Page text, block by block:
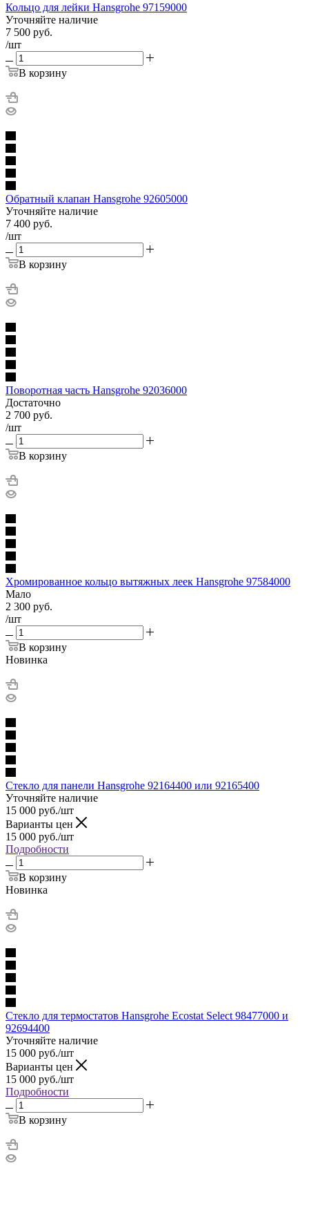
Кольцо для лейки Hansgrohe 97159000
Уточняйте наличие
7 500 руб.
/шт
В корзину
Обратный клапан Hansgrohe 92605000
Уточняйте наличие
7 400 руб.
/шт
В корзину
Поворотная часть Hansgrohe 92036000
Достаточно
2 700 руб.
/шт
В корзину
Хромированное кольцо вытяжных леек Hansgrohe 97584000
Мало
2 300 руб.
/шт
В корзину
Новинка
Стекло для панели Hansgrohe 92164400 или 92165400
Уточняйте наличие
15 000 руб./шт
Варианты цен
15 000 руб./шт
Подробности
В корзину
Новинка
Стекло для термостатов Hansgrohe Ecostat Select 98477000 и
92694400
Уточняйте наличие
15 000 руб./шт
Варианты цен
15 000 руб./шт
Подробности
В корзину